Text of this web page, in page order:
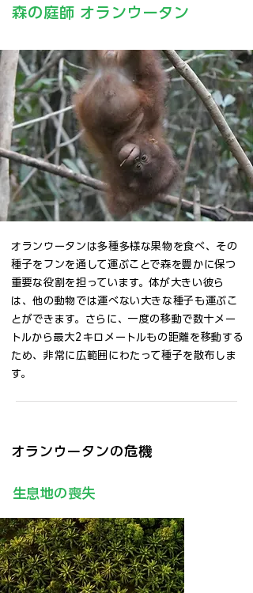
森の庭師 オランウータン
オランウータンは多種多様な果物を食べ、その
種子をフンを通して運ぶことで森を豊かに保つ
重要な役割を担っています。体が大きい彼ら
は、他の動物では運べない大きな種子も運ぶこ
とができます。さらに、一度の移動で数十メー
トルから最大2キロメートルもの距離を移動する
ため、非常に広範囲にわたって種子を散布しま
す。
オランウータンの危機
生息地の喪失